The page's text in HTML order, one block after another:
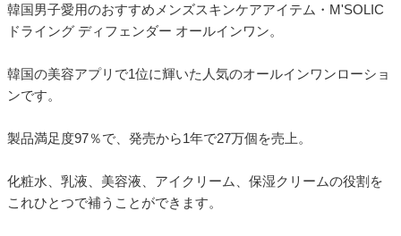
韓国男子愛用のおすすめメンズスキンケアアイテム・M'SOLIC
ドライング ディフェンダー オールインワン。
韓国の美容アプリで1位に輝いた人気のオールインワンローショ
ンです。
製品満足度97％で、発売から1年で27万個を売上。
化粧水、乳液、美容液、アイクリーム、保湿クリームの役割を
これひとつで補うことができます。